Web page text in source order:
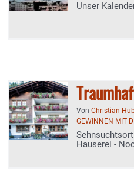
Unser
Von Christian
GEWINNEN MIT
Hauserei -